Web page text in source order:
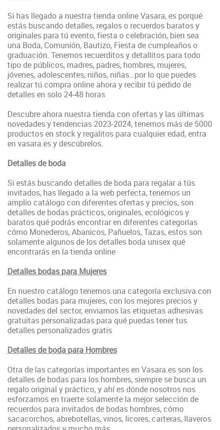
Si has llegado a nuestra tienda online Vasara, es porqué
estás buscando detalles, regalos o recuerdos baratos y
originales para tú evento, fiesta o celebración, bien sea
una Boda, Comunión, Bautizo, Fiesta de cumpleaños o
graduación. Tenemos recuerditos y detallitos para todo
tipo de públicos, madres, padres, hombres, mujeres,
jóvenes, adolescentes, niños, niñas…por lo que puedes
realizar tú compra online ahora y recibir tú pedido de
detalles en solo 24-48 horas
Descubre ahora nuestra tienda con ofertas y las últimas
novedades y tendencias 2023-2024, tenemos más de 5000
productos en stock y regalitos para cualquier edad, entra
en vasara.es y descúbrelos.
Detalles de boda
Si estás buscando detalles de boda para regalar a tús
invitados, has llegado a la web perfecta, tenemos un
amplio catálogo con diferentes ofertas y precios, son
detalles de bodas prácticos, originales, ecológicos y
baratos qué podrás encontrar en diferentes categorías
cómo Monederos, Abanicos, Pañuelos, Tazas, estos son
solamente algunos de los detalles boda unisex qué
encontrarás en la tienda online
Detalles bodas para Mujeres
En nuestro catálogo tenemos una categoría exclusiva con
detalles bodas para mujeres, con los mejores precios y
novedades del sector, enviamos las etiquetas adhesivas
gratuitas personalizadas para qué puedas tener tus
detalles personalizados gratis
Detalles de boda para Hombres
Otra de las categorías importantes en Vasara.es son los
detalles de bodas para los hombres, siempre se busca un
regalo original y práctico, y ahí es dónde nosotros nos
esforzamos en traerte solamente la mejor selección de
recuerdos para invitados de bodas hombres, cómo
sacacorchos, abrebotellas, vinos, licores, carteras, llaveros